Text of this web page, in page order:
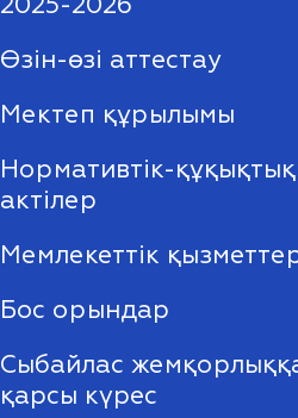
Өзін-өзі аттестау
Мектеп құрылымы
Нормативтік-құқықтық
актілер
Мемлекеттік
Бос орындар
Сыбайлас
қарсы күрес